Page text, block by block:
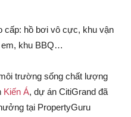
cấp: hồ bơi vô cực, khu vận
em, khu BBQ…
trường sống chất lượng
Kiến Á, dự án CitiGrand đã
tại PropertyGuru